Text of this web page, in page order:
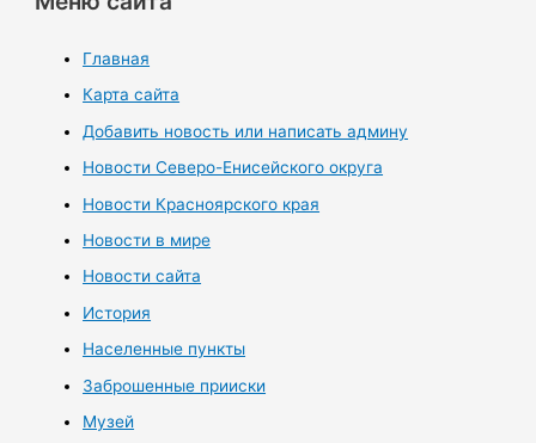
Главная
Карта сайта
Добавить новость или написать админу
Новости Северо-Енисейского округа
Новости Красноярского края
Новости в мире
Новости сайта
История
Населенные пункты
Заброшенные прииски
Музей